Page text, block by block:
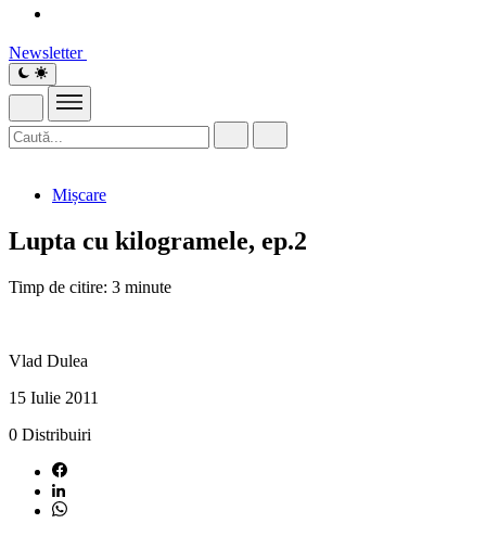
Newsletter
Mișcare
Lupta cu kilogramele, ep.2
Timp de citire: 3 minute
Vlad Dulea
15 Iulie 2011
0 Distribuiri